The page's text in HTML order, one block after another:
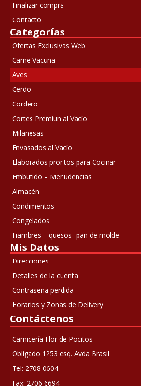
Finalizar compra
Contacto
Categorías
Ofertas Exclusivas Web
Carne Vacuna
Aves
Cerdo
Cordero
Cortes Premiun al Vacío
Milanesas
Envasados al Vacío
Elaborados prontos para Cocinar
Embutido – Menudencias
Almacén
Condimentos
Congelados
Fiambres – quesos- pan de molde
Mis Datos
Direcciones
Detalles de la cuenta
Contraseña perdida
Horarios y Zonas de Delivery
Contáctenos
Carnicería Flor de Pocitos
Obligado 1253 esq. Avda Brasil
Tel: 2708 0604
Fax: 2706 6694